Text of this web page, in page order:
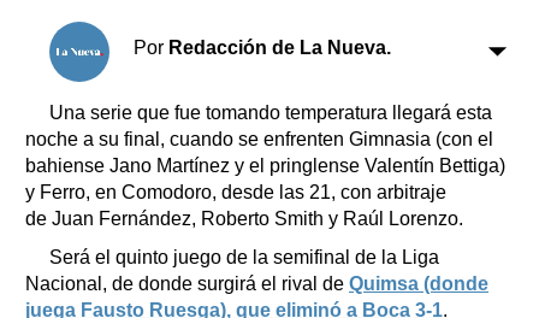
Por Redacción de La Nueva.
Una serie que fue tomando temperatura llegará esta
noche a su final, cuando se enfrenten Gimnasia (con el
bahiense Jano Martínez y el pringlense Valentín Bettiga)
y Ferro, en Comodoro, desde las 21, con arbitraje
de Juan Fernández, Roberto Smith y Raúl Lorenzo.
Será el quinto juego de la semifinal de la Liga
Nacional, de donde surgirá el rival de Quimsa (donde
juega Fausto Ruesga), que eliminó a Boca 3-1.